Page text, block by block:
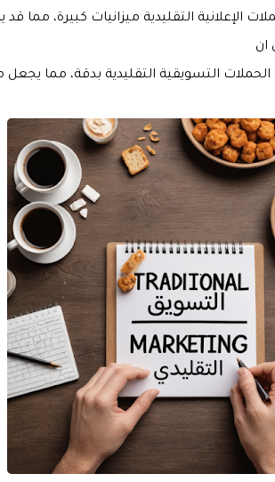
الإعلانية التقليدية ميزانيات كبيرة، مما قد
ان
التسويقية التقليدية بدقة، مما يجعل